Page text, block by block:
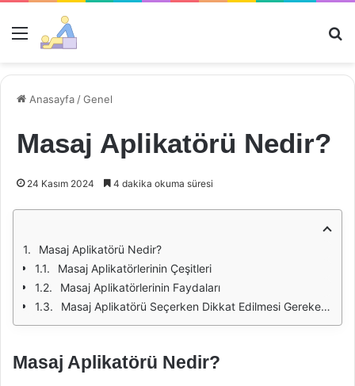
Menü
Anasayfa /Genel
Masaj Aplikatörü Nedir?
24 Kasım 2024 4 dakika okuma süresi
Masaj Aplikatörü Nedir?
Masaj Aplikatörlerinin Çeşitleri
Masaj Aplikatörlerinin Faydaları
Masaj Aplikatörü Seçerken Dikkat Edilmesi Gerekenler
Masaj Aplikatörü Nedir?